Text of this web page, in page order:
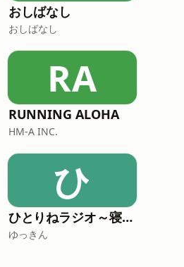
おしばなし
おしばなし
RA
RUNNING ALOHA
HM-A INC.
ひ
ひとりねラジオ～寝落ち用ポッドキャスト～
ゆっきん